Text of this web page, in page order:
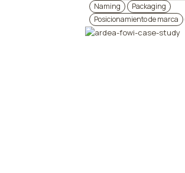
Naming
Packaging
Posicionamiento de marca